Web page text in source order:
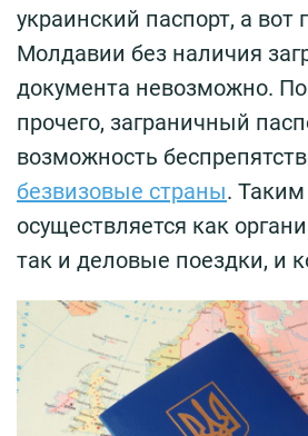
украинский паспорт, а вот
Молдавии без наличия
документа невозможно.
прочего, заграничный
возможность
безвизовые страны.
осуществляется как
так и деловые поездки, и